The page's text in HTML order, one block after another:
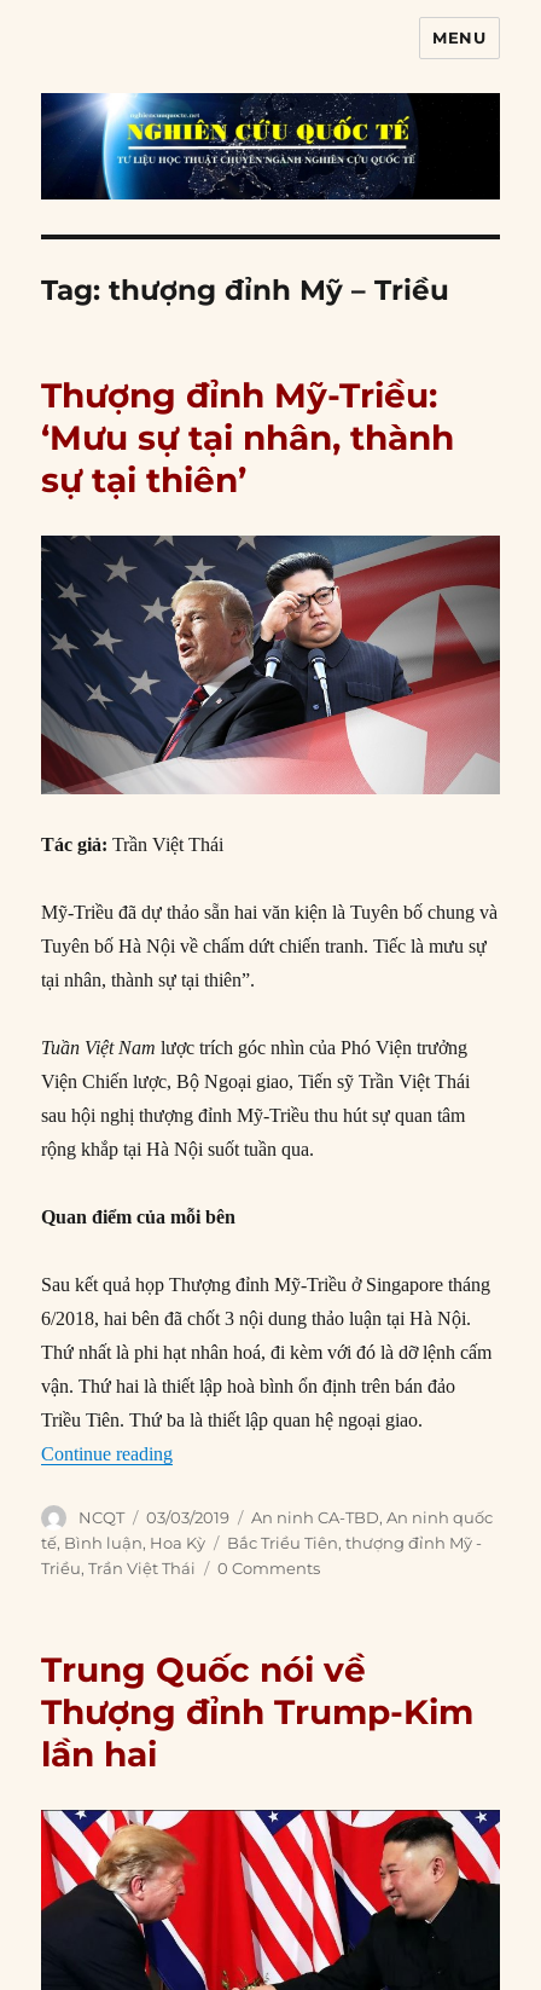
MENU
Tag:thượng đỉnh Mỹ – Triều
Thượng đỉnh Mỹ-Triều:
‘Mưu sự tại nhân, thành
sự tại thiên’
Tác giả:Trần Việt Thái
Mỹ-Triều đã dự thảo sẵn hai văn kiện là Tuyên bố chung và
Tuyên bố Hà Nội về chấm dứt chiến tranh. Tiếc là mưu sự
tại nhân, thành sự tại thiên”.
Tuần Việt Nam lược trích góc nhìn của Phó Viện trưởng
Viện Chiến lược, Bộ Ngoại giao, Tiến sỹ Trần Việt Thái
sau hội nghị thượng đỉnh Mỹ-Triều thu hút sự quan tâm
rộng khắp tại Hà Nội suốt tuần qua.
Quan điểm của mỗi bên
Sau kết quả họp Thượng đỉnh Mỹ-Triều ở Singapore tháng
6/2018, hai bên đã chốt 3 nội dung thảo luận tại Hà Nội.
Thứ nhất là phi hạt nhân hoá, đi kèm với đó là dỡ lệnh cấm
vận. Thứ hai là thiết lập hoà bình ổn định trên bán đảo
Triều Tiên. Thứ ba là thiết lập quan hệ ngoại giao.
Continue reading“Thượng đỉnh Mỹ-Triều: ‘Mưu sự tại nhân,
Author
NCQT
Posted
on
03/03/2019 Categories
An ninh CA-TBD,An ninh quốc
tế, Bình luận, Hoa Kỳ Tags
Bắc Triều Tiên,thượng đỉnh Mỹ -
Triều,Trần Việt Thái 0 Comments
Trung Quốc nói về
Thượng đỉnh Trump-Kim
lần hai